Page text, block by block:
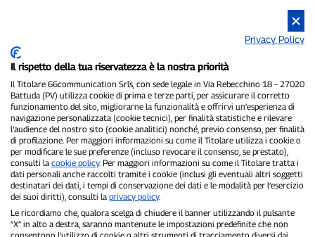
Pavie.
Propriétaire et éditeur :66communication Srls- Numéro de TVA :
02798890188.
Rédacteur en chef :Alessandro Secchi- Rédacteur adjoint :Federico
Benedusi.
Politique de confidentialité-Politique relative aux cookies
« Si c'est vraiment arrivé, vous le trouverez sur P300.it »
Copyright © P300.it 2012-2026
Privacy Policy
Il rispetto della tua riservatezza è la nostra priorità
Il Titolare 66communication Srls, con sede legale in Via Rebecchino 18 – 27020
Battuda (PV) utilizza cookie di prima e terze parti, per assicurare il corretto
funzionamento del sito, migliorarne la funzionalità e offrirvi un’esperienza di
navigazione personalizzata (cookie tecnici), per finalità statistiche e rilevare
l’audience del nostro sito (cookie analitici) nonché, previo consenso, per finalità
di profilazione. Per maggiori informazioni su come il Titolare utilizza i cookie o
per modificare le sue preferenze (incluso revocare il consenso, se prestato),
consulti la cookie policy. Per maggiori informazioni su come il Titolare tratta i
dati personali anche raccolti tramite i cookie (inclusi gli eventuali altri soggetti
destinatari dei dati, i tempi di conservazione dei dati e le modalità per l’esercizio
dei suoi diritti), consulti la privacy policy.
Le ricordiamo che, qualora scelga di chiudere il banner utilizzando il pulsante
“X” in alto a destra, saranno mantenute le impostazioni predefinite che non